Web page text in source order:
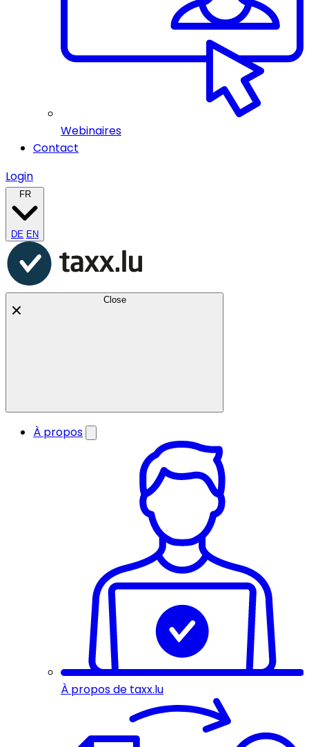
Webinaires
Contact
Login
FR
DE EN
Close
À propos
À propos de taxx.lu